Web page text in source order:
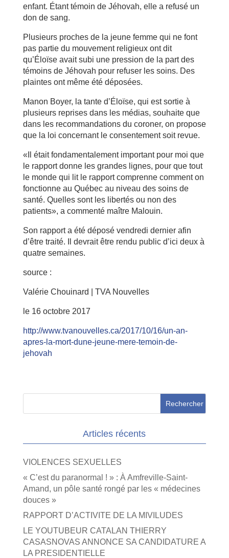
enfant. Étant témoin de Jéhovah, elle a refusé un
don de sang.
Plusieurs proches de la jeune femme qui ne font
pas partie du mouvement religieux ont dit
qu’Éloïse avait subi une pression de la part des
témoins de Jéhovah pour refuser les soins. Des
plaintes ont même été déposées.
Manon Boyer, la tante d’Éloïse, qui est sortie à
plusieurs reprises dans les médias, souhaite que
dans les recommandations du coroner, on propose
que la loi concernant le consentement soit revue.
«Il était fondamentalement important pour moi que
le rapport donne les grandes lignes, pour que tout
le monde qui lit le rapport comprenne comment on
fonctionne au Québec au niveau des soins de
santé. Quelles sont les libertés ou non des
patients», a commenté maître Malouin.
Son rapport a été déposé vendredi dernier afin
d’être traité. Il devrait être rendu public d’ici deux à
quatre semaines.
source :
Valérie Chouinard | TVA Nouvelles
le 16 octobre 2017
http://www.tvanouvelles.ca/2017/10/16/un-an-
apres-la-mort-dune-jeune-mere-temoin-de-
jehovah
Articles récents
VIOLENCES SEXUELLES
« C’est du paranormal ! » : À Amfreville-Saint-
Amand, un pôle santé rongé par les « médecines
douces »
RAPPORT D’ACTIVITE DE LA MIVILUDES
LE YOUTUBEUR CATALAN THIERRY
CASASNOVAS ANNONCE SA CANDIDATURE A
LA PRESIDENTIELLE